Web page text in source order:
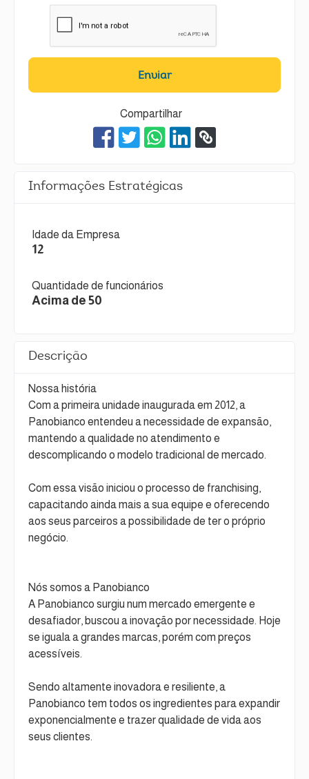
Enviar
Compartilhar
Informações Estratégicas
Idade da Empresa
12
Quantidade de funcionários
Acima de 50
Descrição
Nossa história
Com a primeira unidade inaugurada em 2012, a
Panobianco entendeu a necessidade de expansão,
mantendo a qualidade no atendimento e
descomplicando o modelo tradicional de mercado.
Com essa visão iniciou o processo de franchising,
capacitando ainda mais a sua equipe e oferecendo
aos seus parceiros a possibilidade de ter o próprio
negócio.
Nós somos a Panobianco
A Panobianco surgiu num mercado emergente e
desafiador, buscou a inovação por necessidade. Hoje
se iguala a grandes marcas, porém com preços
acessíveis.
Sendo altamente inovadora e resiliente, a
Panobianco tem todos os ingredientes para expandir
exponencialmente e trazer qualidade de vida aos
seus clientes.